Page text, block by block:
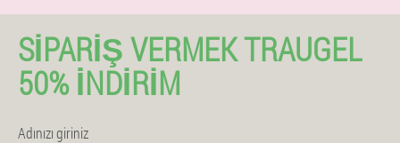
SIPARIŞ VERMEK TRAUGEL
50% İNDIRIM
Adınızı giriniz